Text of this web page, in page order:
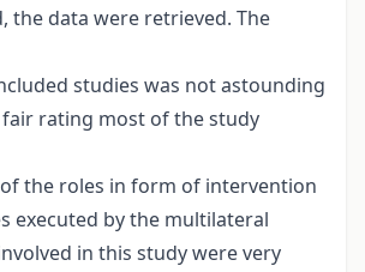
the data were retrieved. The
studies was not astounding
rating most of the study
the roles in form of intervention
executed by the multilateral
in this study were very